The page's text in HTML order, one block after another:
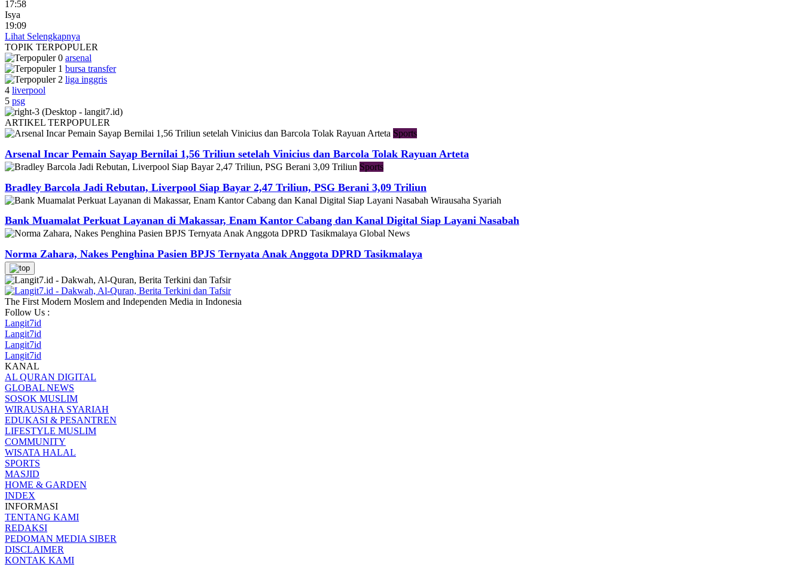
17:58
Isya
19:09
Lihat Selengkapnya
TOPIK TERPOPULER
arsenal
bursa transfer
liga inggris
4 liverpool
5 psg
ARTIKEL TERPOPULER
Sports
Arsenal Incar Pemain Sayap Bernilai 1,56 Triliun setelah Vinicius dan Barcola Tolak Rayuan Arteta
Sports
Bradley Barcola Jadi Rebutan, Liverpool Siap Bayar 2,47 Triliun, PSG Berani 3,09 Triliun
Wirausaha Syariah
Bank Muamalat Perkuat Layanan di Makassar, Enam Kantor Cabang dan Kanal Digital Siap Layani Nasabah
Global News
Norma Zahara, Nakes Penghina Pasien BPJS Ternyata Anak Anggota DPRD Tasikmalaya
The First Modern Moslem and Independen Media in Indonesia
Follow Us :
Langit7id
Langit7id
Langit7id
Langit7id
KANAL
AL QURAN DIGITAL
GLOBAL NEWS
SOSOK MUSLIM
WIRAUSAHA SYARIAH
EDUKASI & PESANTREN
LIFESTYLE MUSLIM
COMMUNITY
WISATA HALAL
SPORTS
MASJID
HOME & GARDEN
INDEX
INFORMASI
TENTANG KAMI
REDAKSI
PEDOMAN MEDIA SIBER
DISCLAIMER
KONTAK KAMI